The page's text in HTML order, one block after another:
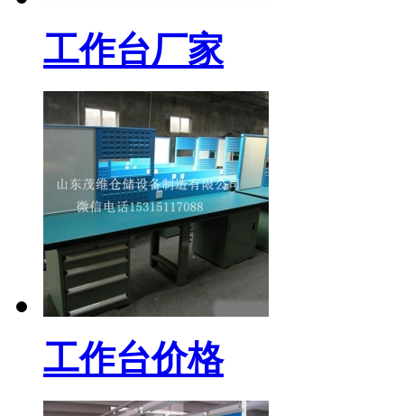
工作台厂家
工作台价格